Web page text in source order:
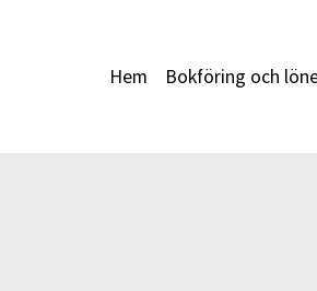
Hem Bokföring och